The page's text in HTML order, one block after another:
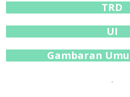
TRD
UI
Gambaran
.